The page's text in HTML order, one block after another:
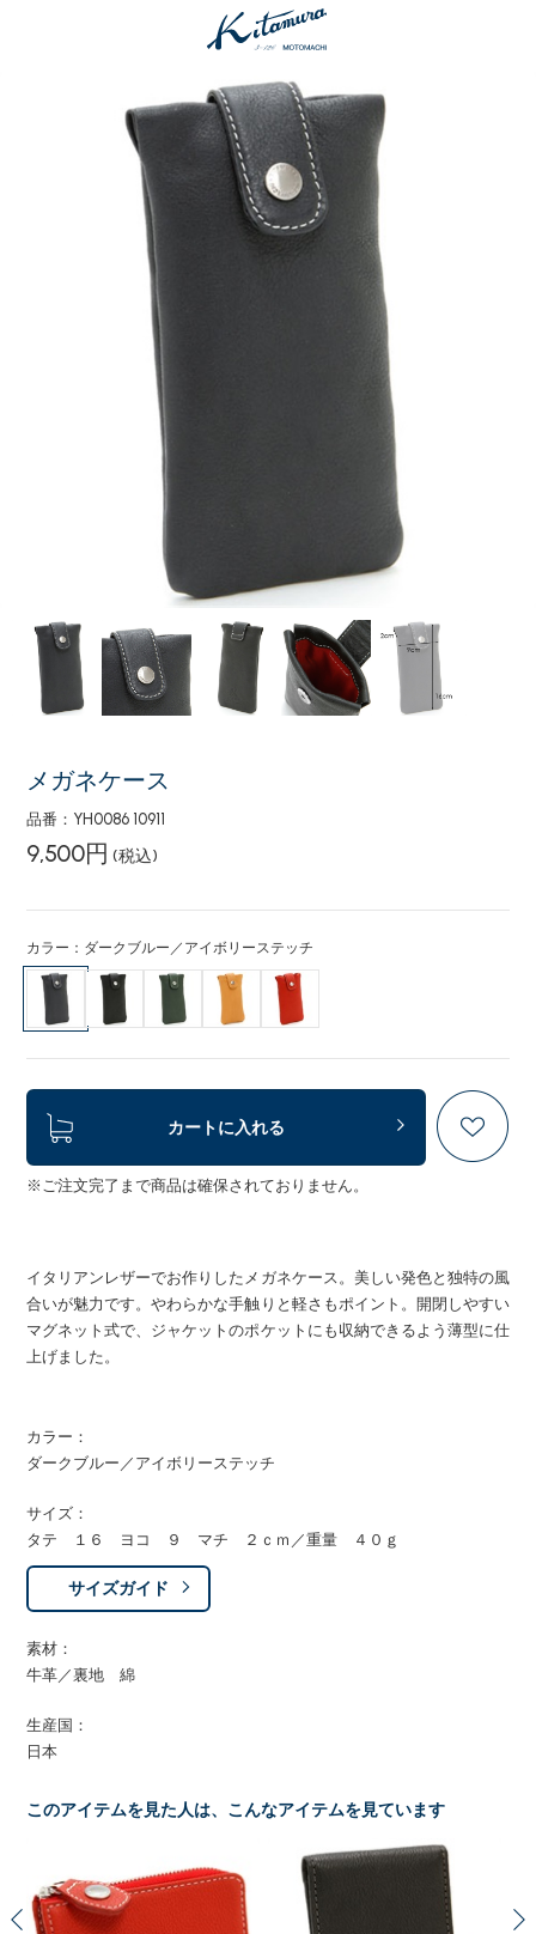
メガネケース
品番：YH0086 10911
9,500円 (税込)
カラー：ダークブルー／アイボリーステッチ
カートに入れる
※ご注文完了まで商品は確保されておりません。
イタリアンレザーでお作りしたメガネケース。美しい発色と独特の風
合いが魅力です。やわらかな手触りと軽さもポイント。開閉しやすい
マグネット式で、ジャケットのポケットにも収納できるよう薄型に仕
上げました。
カラー：
ダークブルー／アイボリーステッチ
サイズ：
タテ １６ ヨコ ９ マチ ２ｃｍ／重量 ４０ｇ
サイズガイド
素材：
牛革／裏地 綿
生産国：
日本
このアイテムを見た人は、こんなアイテムを見ています